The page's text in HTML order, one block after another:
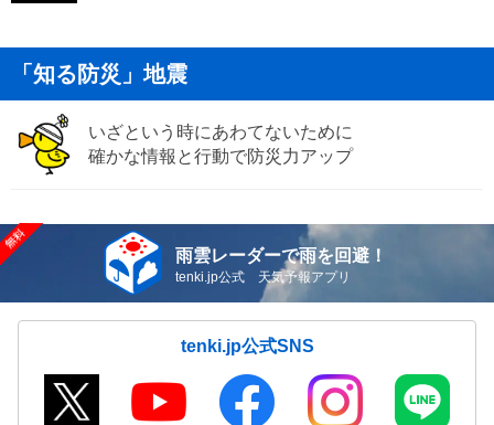
「知る防災」地震
いざという時にあわてないために
確かな情報と行動で防災力アップ
雨雲レーダーで雨を回避！
tenki.jp公式 天気予報アプリ
tenki.jp公式SNS